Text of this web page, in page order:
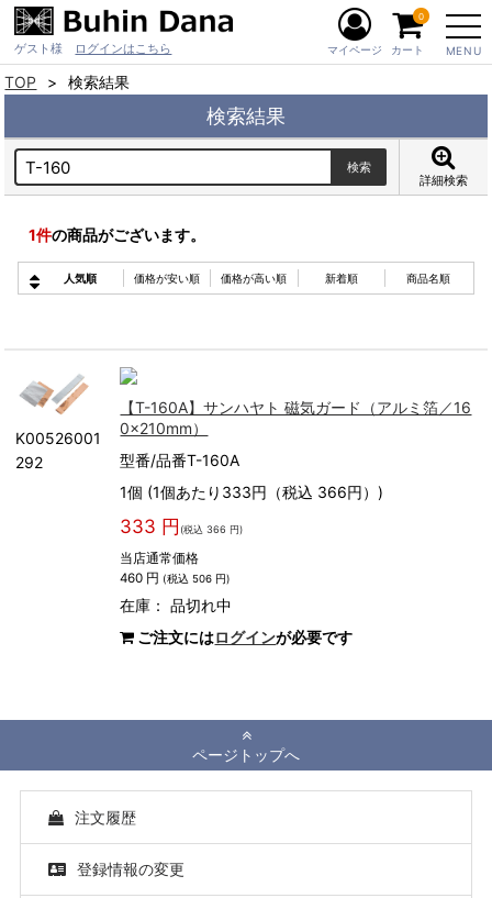
ゲスト様 ログインはこちら MENU
マイページ カート
0
TOP 検索結果
検索結果
詳細検索
1件の商品がございます。
人気順 価格が安い順 価格が高い順 新着順 商品名順
K00526001
292
【T-160A】サンハヤト 磁気ガード（アルミ箔／16
0×210mm）
型番/品番T-160A
1個 (1個あたり333円（税込 366円）)
333 円 (税込 366 円)
当店通常価格
460 円 (税込 506 円)
在庫：品切れ中
ご注文にはログインが必要です
ページトップへ
注文履歴
登録情報の変更